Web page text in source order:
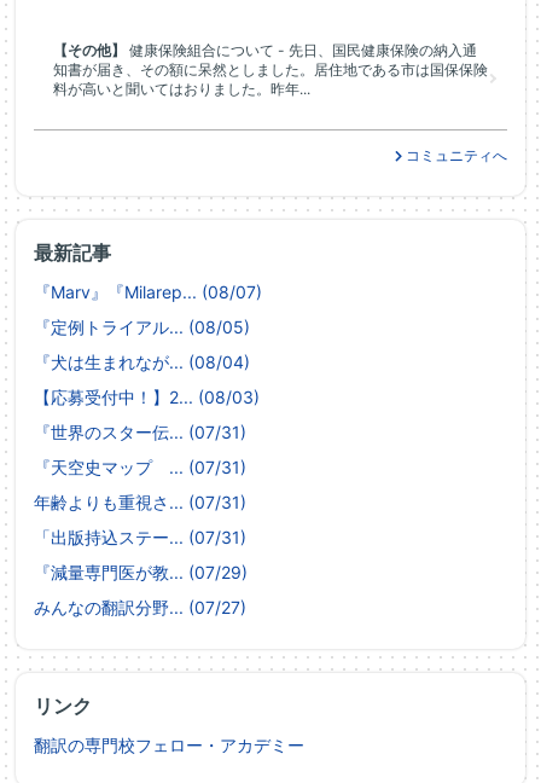
最新記事
『Marv』『Milarep... (08/07)
『定例トライアル... (08/05)
『犬は生まれなが... (08/04)
【応募受付中！】2... (08/03)
『世界のスター伝... (07/31)
『天空史マップ ... (07/31)
年齢よりも重視さ... (07/31)
「出版持込ステー... (07/31)
『減量専門医が教... (07/29)
みんなの翻訳分野... (07/27)
リンク
翻訳の専門校フェロー・アカデミー
【その他】
健康保険組合について - 先日、国民健康保険の納入通
知書が届き、その額に呆然としました。居住地である市は国保保険
料が高いと聞いてはおりました。昨年...
コミュニティへ